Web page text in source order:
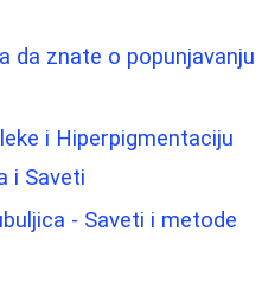
da znate o popunjavanju
i Hiperpigmentaciju
i Saveti
- Saveti i metode